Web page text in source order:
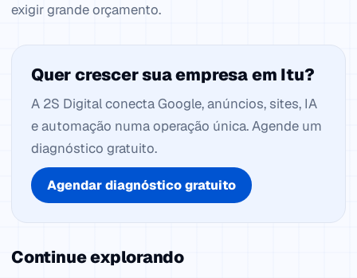
exigir grande orçamento.
Quer crescer sua empresa em Itu?
A 2S Digital conecta Google, anúncios, sites, IA
e automação numa operação única. Agende um
diagnóstico gratuito.
Agendar diagnóstico gratuito
Continue explorando